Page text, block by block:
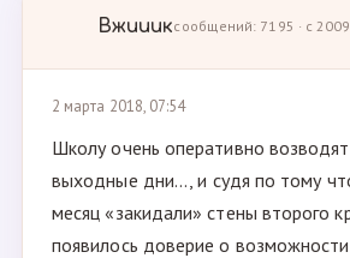
Вжиииксообщений: 7195 · с 2009
2 марта 2018, 07:54
Школу очень оперативно
выходные дни..., и судя по тому
месяц «закидали» стены второго
появилось доверие о